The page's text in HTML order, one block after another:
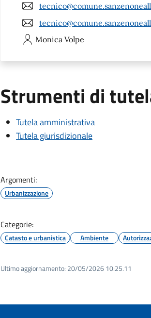
Monica Volpe
Strumenti di
Tutela amministrativa
Tutela giurisdizionale
Argomenti:
Urbanizzazione
Categorie:
Catasto e urbanistica Ambiente
Ultimo aggiornamento: 20/05/2026 10:25.11